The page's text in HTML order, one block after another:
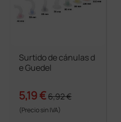
Surtido de cánulas d
e Guedel
5,19 €6,92 €
(Precio sin IVA)